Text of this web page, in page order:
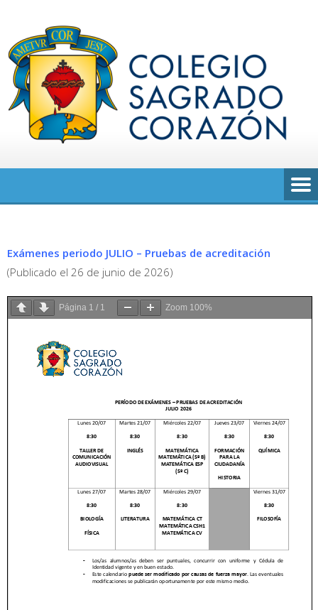
contenido
Exámenes periodo JULIO – Pruebas de acreditación
(Publicado el 26 de junio de 2026)
Página 1 / 1 Zoom 100%